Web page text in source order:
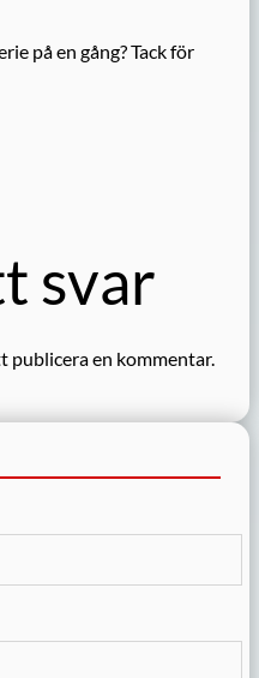
på en gång? Tack för
svar
publicera en kommentar.